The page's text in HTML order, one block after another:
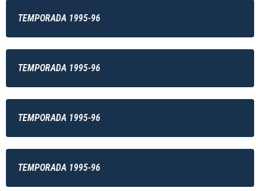
TEMPORADA 1995-96
TEMPORADA 1995-96
TEMPORADA 1995-96
TEMPORADA 1995-96